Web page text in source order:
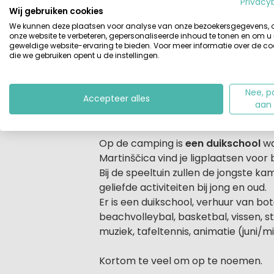
uitzicht op Martinščica op het
en een van de mooiste stranden
supermarkt, kiosk, restaurant,
isterrasvormig aangelegd . Een
Camping Slatina heeft behalve
een aantal weggestopte
worden dat strand Slatina een van
Op de camping is een duikschool
Martinščica vind je ligplaatsen
Bij de speeltuin zullen de jongste
geliefde activiteiten bij jong en oud.
Er is een duikschool, verhuur van
beachvolleybal, basketbal, vissen,
muziek, tafeltennis, animatie (juni/
Kortom te veel om op te noemen.
Wij gebruiken cookies
We kunnen deze plaatsen voor analyse van onze bezoekersgegevens,
onze website te verbeteren, gepersonaliseerde inhoud te tonen en om u
geweldige website-ervaring te bieden. Voor meer informatie over de
die we gebruiken opent u de instellingen.
Accepteer alles
Nee,
aan